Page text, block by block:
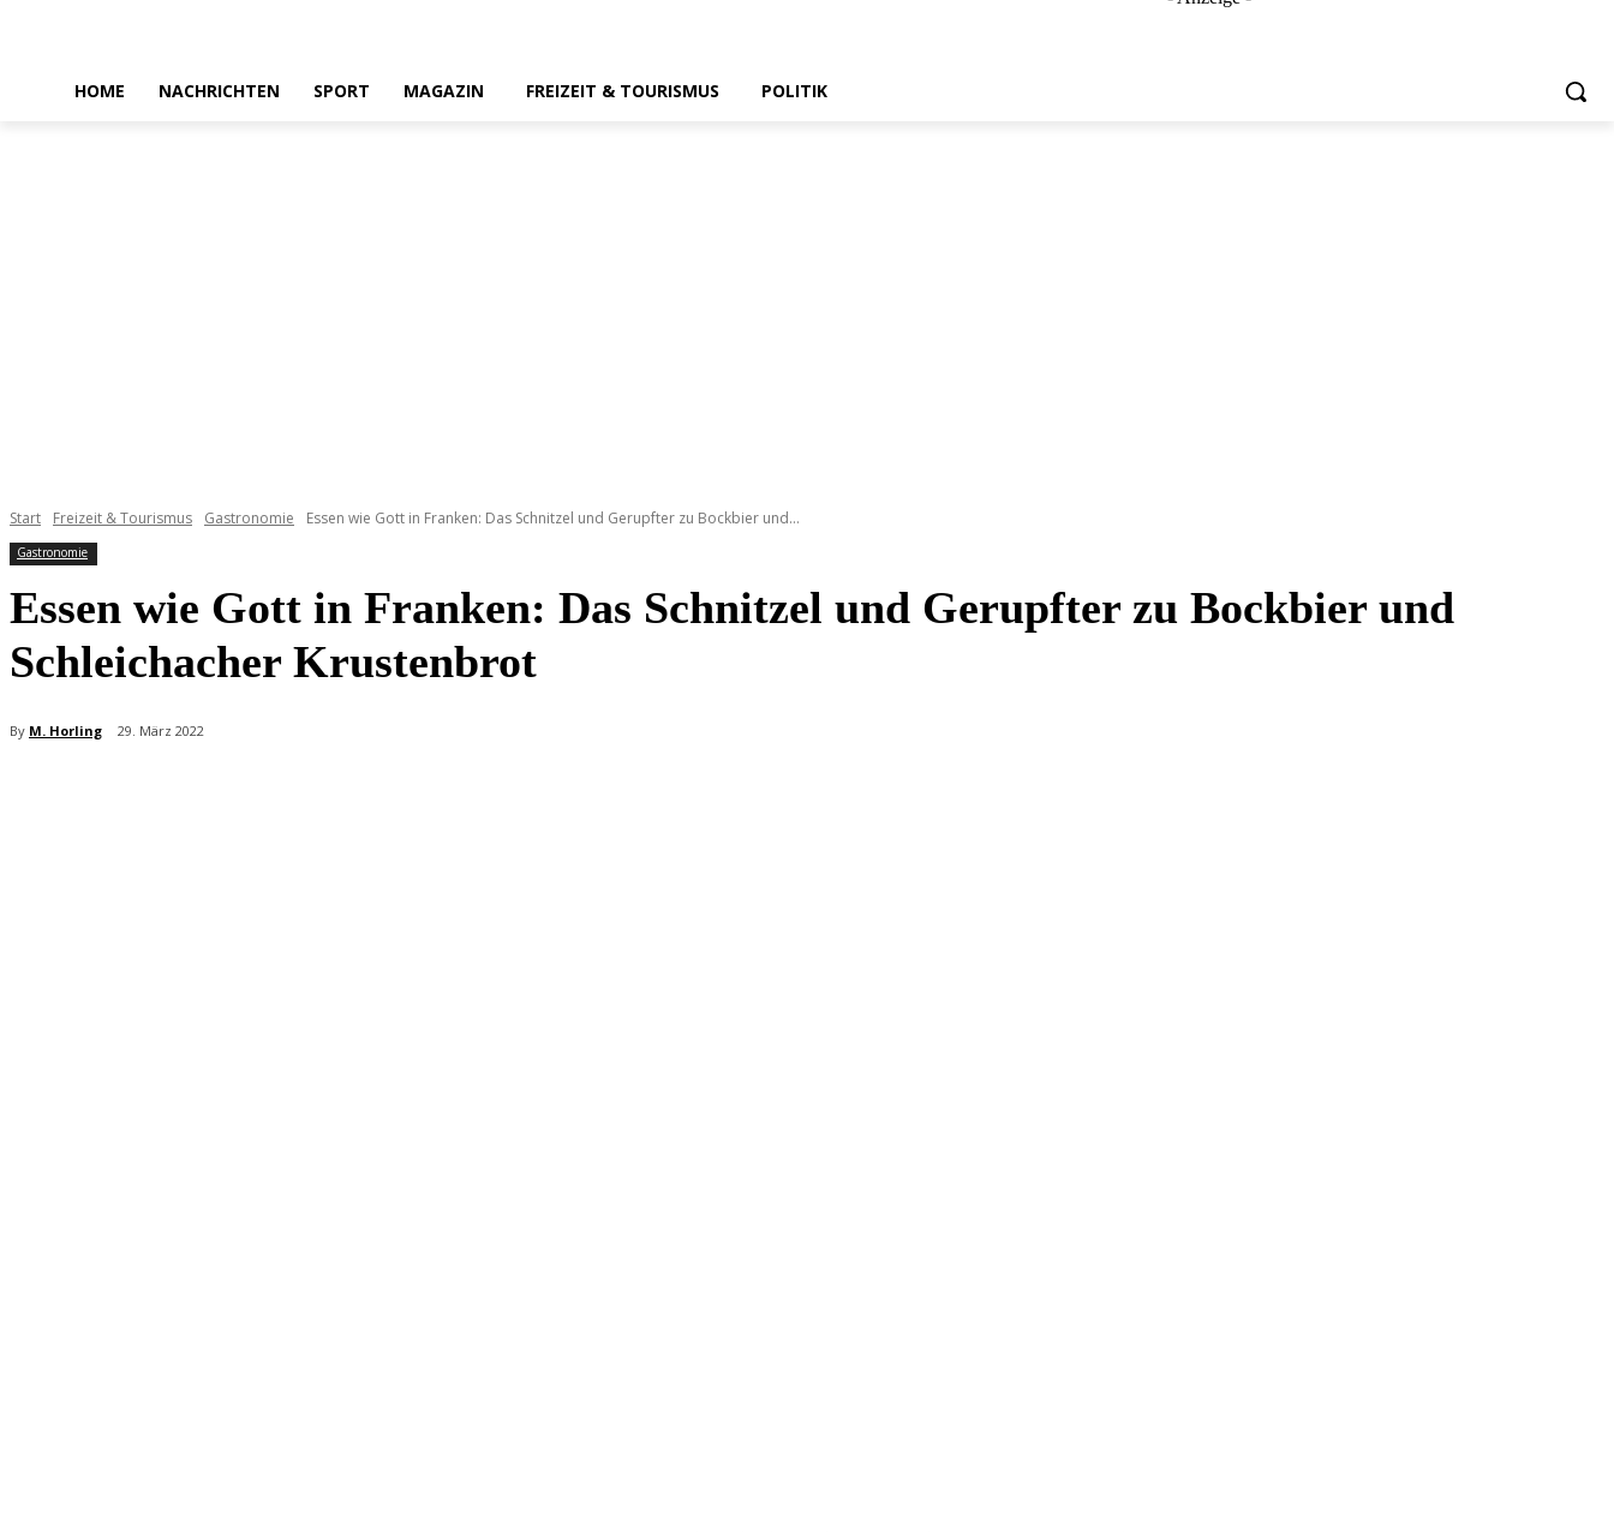
HOME NACHRICHTEN SPORT MAGAZIN FREIZEIT & TOURISMUS POLITIK
Start Freizeit & Tourismus Gastronomie Essen wie Gott in Franken: Das Schnitzel und Gerupfter zu Bockbier und...
Gastronomie
Essen wie Gott in Franken: Das Schnitzel und Gerupfter zu Bockbier und
Schleichacher Krustenbrot
By M. Horling 29. März 2022